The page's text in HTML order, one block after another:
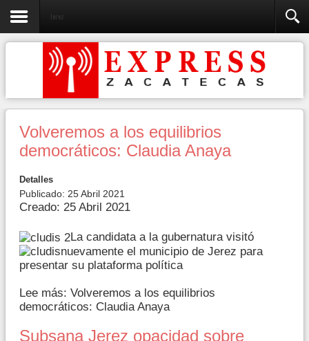
Jerez
Volveremos a los equilibrios
democráticos: Claudia Anaya
Detalles
Publicado: 25 Abril 2021
Creado: 25 Abril 2021
La candidata a la gubernatura visitó
nuevamente el municipio de Jerez para
presentar su plataforma política
Lee más: Volveremos a los equilibrios
democráticos: Claudia Anaya
Subsana Jerez opacidad sobre